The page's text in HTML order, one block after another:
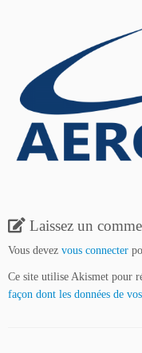
Laissez un
Vous devez vous connecter
Ce site utilise Akismet pour
façon dont les données de